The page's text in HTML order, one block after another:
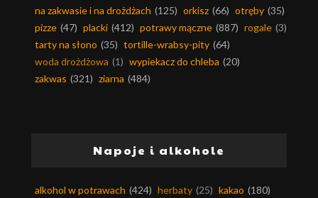
na zakwasie i na drożdżach (125) orkisz (66) otręby (35)
pizze (47) placki (412) potrawy mączne (887) rogale (3)
tarty na słono (35) tortille-wrabsy-pity (64)
woda drożdżowa (1) wypiekacz do chleba (20)
zakwas (321) ziarna (484)
Napoje i alkohole
alkohol w potrawach (424) herbaty (25) kakao (180)